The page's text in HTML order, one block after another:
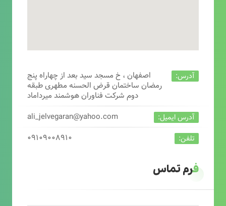
آدرس:
اصفهان ، خ مسجد سید بعد از چهاراه پنج
رمضان ساختمان قرض الحسنه مطهری طبقه
دوم شرکت فناوران هوشمند میرداماد
آدرس ایمیل: ali_jelvegaran@yahoo.com
تلفن: ۰۹۱۰۹۰۰۸۹۱۰
فرم تماس